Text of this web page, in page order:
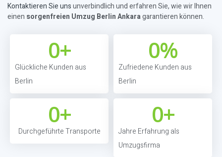
Kontaktieren Sie unsunverbindlich und erfahren Sie, wie wir Ihnen
einen sorgenfreien Umzug Berlin Ankaragarantieren können.
Glückliche Kunden aus
Berlin
0+
Zufriedene Kunden aus
Berlin
0%
Durchgeführte Transporte
0+
Jahre Erfahrung als
Umzugsfirma
0+